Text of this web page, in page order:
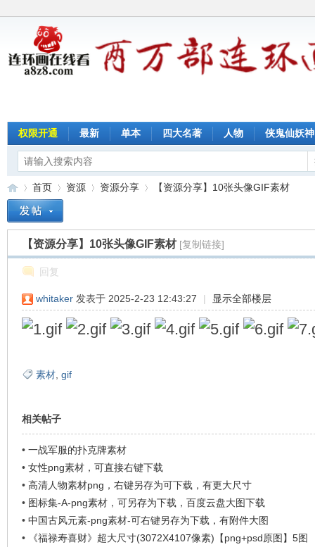
权限开通 最新 单本 四大名著 人物 侠鬼仙妖神
首页
›
资源 资源分享
›
【资源分享】10张头像GIF素材
【资源分享】10张头像GIF素材 [复制链接]
回复
whitaker 发表于 2025-2-23 12:43:27 | 显示全部楼层
素材, gif
相关帖子
• 一战军服的扑克牌素材
• 女性png素材，可直接右键下载
• 高清人物素材png，右键另存为可下载，有更大尺寸
• 图标集-A-png素材，可另存为下载，百度云盘大图下载
• 中国古风元素-png素材-可右键另存为下载，有附件大图
•
《福禄寿喜财》超大尺寸(3072X4107像素)【png+psd原图】5图